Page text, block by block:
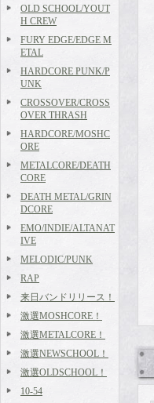
OLD SCHOOL/YOUT
H CREW
FURY EDGE/EDGE M
ETAL
HARDCORE PUNK/P
UNK
CROSSOVER/CROSS
OVER THRASH
HARDCORE/MOSHC
ORE
METALCORE/DEATH
CORE
DEATH METAL/GRIN
DCORE
EMO/INDIE/ALTANAT
IVE
MELODIC/PUNK
RAP
来日バンドリリース！
激選MOSHCORE！
激選METALCORE！
激選NEWSCHOOL！
激選OLDSCHOOL！
10-54